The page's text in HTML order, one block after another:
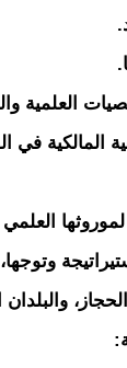
العلمية
المالكية
وتوجها،
والبلدان